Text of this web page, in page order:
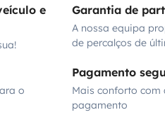
e
Garantia de
A nossa equipa
de percalços de
o
Pagamento
Mais conforto com
pagamento